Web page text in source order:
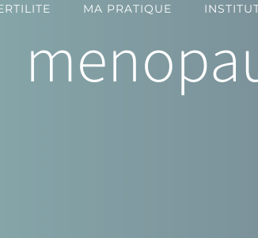
MA PRATIQUE